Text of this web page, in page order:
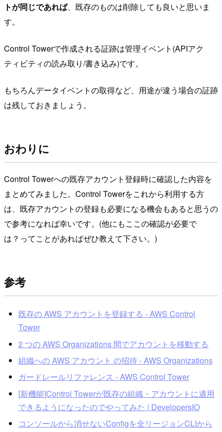
トが同じであれば、既存のものは削除しても良いと思いま
す。
Control Towerで作成される証跡は管理イベント(APIアク
ティビティの読み取り/書き込み)です。
もちろんデータイベントの取得など、用途が違う場合の証跡
は残しておきましょう。
おわりに
Control Towerへの既存アカウント登録時に確認した内容を
まとめてみました。Control Towerをこれから利用する方
は、既存アカウントの登録も必要になる機会もあると思うの
で参考になれば幸いです。(他にもここの確認が必要で
は？ってことがあればぜひ教えて下さい。)
参考
既存の AWS アカウントを登録する - AWS Control
Tower
2 つの AWS Organizations 間でアカウントを移動する
組織への AWS アカウント の招待 - AWS Organizations
ガードレールリファレンス - AWS Control Tower
[新機能]Control Towerが既存の組織・アカウントに適用
できるようになったのでやってみた | DevelopersIO
コンソールから消せないConfigを全リージョンCLIから